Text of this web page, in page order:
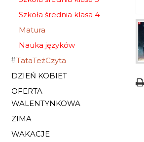
Szkoła średnia klasa 4
Matura
Nauka języków
TataTeżCzyta
DZIEŃ KOBIET
OFERTA
WALENTYNKOWA
ZIMA
WAKACJE